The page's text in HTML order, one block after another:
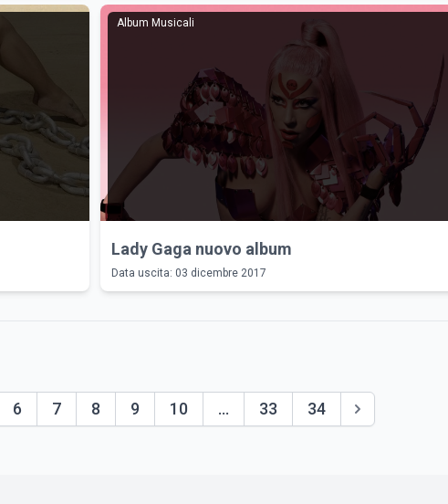
Album Musicali
Lady Gaga nuovo album
Data uscita: 03 dicembre 2017
6 7 8 9 10 ... 33 34